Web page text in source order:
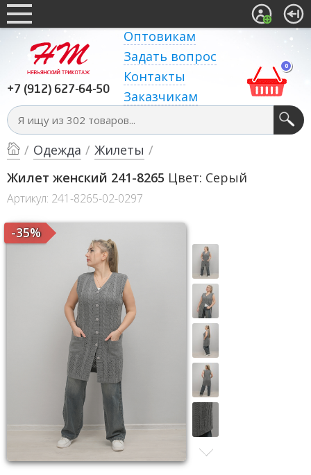
+7 (912) 627-64-50
Оптовикам
Задать вопрос
Контакты
Заказчикам
0
/ Одежда / Жилеты /
Жилет женский 241-8265 Цвет: Серый
Артикул: 241-8265-02-0297
-35%